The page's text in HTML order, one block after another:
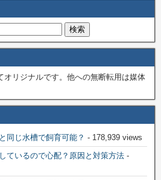
オリジナルです。他への無断転用は媒体
同じ水槽で飼育可能？ - 178,939 views
ているので心配？原因と対策方法 -